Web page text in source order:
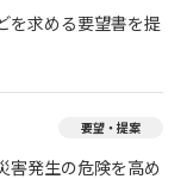
を求める要望書を提
要望・提案
害発生の危険を高め